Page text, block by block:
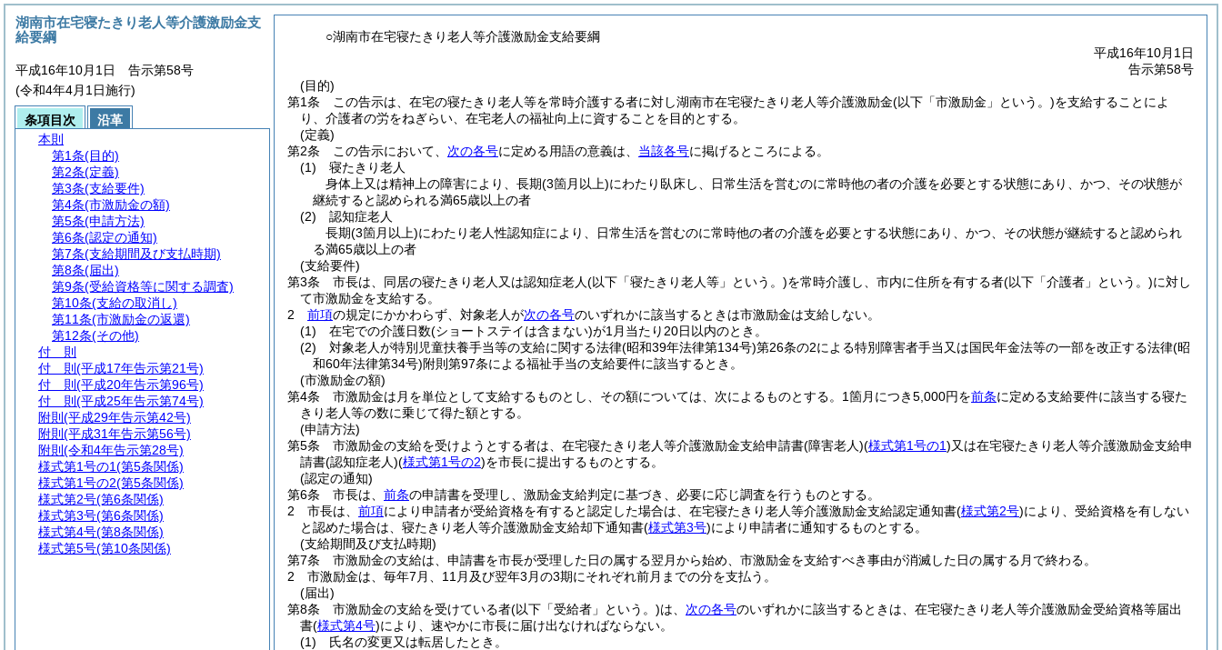
○湖南市在宅寝たきり老人等介護激励金支給要綱
平成16年10月1日
告示第58号
(目的)
第1条
この告示は、在宅の寝たきり老人等を常時介護する者に対し湖南市在宅寝たきり老人等介護激励金(以下「市激励金」という。)を支給することによ
り、介護者の労をねぎらい、在宅老人の福祉向上に資することを目的とする。
(定義)
第2条
この告示において、 次の各号に定める用語の意義は、 当該各号に掲げるところによる。
(1)
寝たきり老人
身体上又は精神上の障害により、長期(3箇月以上)にわたり臥床し、日常生活を営むのに常時他の者の介護を必要とする状態にあり、かつ、その状態が
継続すると認められる満65歳以上の者
(2)
認知症老人
長期(3箇月以上)にわたり老人性認知症により、日常生活を営むのに常時他の者の介護を必要とする状態にあり、かつ、その状態が継続すると認められ
る満65歳以上の者
(支給要件)
第3条
市長は、同居の寝たきり老人又は認知症老人(以下「寝たきり老人等」という。)を常時介護し、市内に住所を有する者(以下「介護者」という。)に対し
て市激励金を支給する。
2
前項の規定にかかわらず、対象老人が次の各号のいずれかに該当するときは市激励金は支給しない。
(1)
在宅での介護日数(ショートステイは含まない)が1月当たり20日以内のとき。
(2)
対象老人が特別児童扶養手当等の支給に関する法律(昭和39年法律第134号)第26条の2による特別障害者手当又は国民年金法等の一部を改正する法律(昭
和60年法律第34号)附則第97条による福祉手当の支給要件に該当するとき。
(市激励金の額)
第4条
市激励金は月を単位として支給するものとし、その額については、次によるものとする。 1箇月につき5,000円を前条に定める支給要件に該当する寝た
きり老人等の数に乗じて得た額とする。
(申請方法)
第5条
市激励金の支給を受けようとする者は、在宅寝たきり老人等介護激励金支給申請書(障害老人)(様式第1号の1)又は在宅寝たきり老人等介護激励金支給申
請書(認知症老人)(様式第1号の2)を市長に提出するものとする。
(認定の通知)
第6条
市長は、 前条の申請書を受理し、激励金支給判定に基づき、必要に応じ調査を行うものとする。
2
市長は、 前項により申請者が受給資格を有すると認定した場合は、在宅寝たきり老人等介護激励金支給認定通知書(様式第2号)により、受給資格を有しない
と認めた場合は、寝たきり老人等介護激励金支給却下通知書(様式第3号)により申請者に通知するものとする。
(支給期間及び支払時期)
第7条
市激励金の支給は、申請書を市長が受理した日の属する翌月から始め、市激励金を支給すべき事由が消滅した日の属する月で終わる。
2
市激励金は、毎年7月、11月及び翌年3月の3期にそれぞれ前月までの分を支払う。
(届出)
第8条
市激励金の支給を受けている者(以下「受給者」という。)は、 次の各号のいずれかに該当するときは、在宅寝たきり老人等介護激励金受給資格等届出
書(様式第4号)により、速やかに市長に届け出なければならない。
(1)
氏名の変更又は転居したとき。
湖南市在宅寝たきり老人等介護激励金支
給要綱
平成16年10月1日 告示第58号
(令和4年4月1日施行)
条項目次
沿革
本則
第1条(目的)
第2条(定義)
第3条(支給要件)
第4条(市激励金の額)
第5条(申請方法)
第6条(認定の通知)
第7条(支給期間及び支払時期)
第8条(届出)
第9条(受給資格等に関する調査)
第10条(支給の取消し)
第11条(市激励金の返還)
第12条(その他)
付 則
付 則 (平成17年告示第21号)
付 則 (平成20年告示第96号)
付 則 (平成25年告示第74号)
附則 (平成29年告示第42号)
附則 (平成31年告示第56号)
附則 (令和4年告示第28号)
様式第1号の1(第5条関係)
様式第1号の2(第5条関係)
様式第2号(第6条関係)
様式第3号(第6条関係)
様式第4号(第8条関係)
様式第5号(第10条関係)